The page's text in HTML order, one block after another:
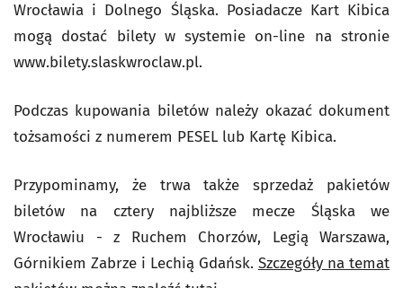
Wrocławia i Dolnego Śląska. Posiadacze Kart Kibica
mogą dostać bilety w systemie on-line na stronie
www.bilety.slaskwroclaw.pl.
Podczas kupowania biletów należy okazać dokument
tożsamości z numerem PESEL lub Kartę Kibica.
Przypominamy, że trwa także sprzedaż pakietów
biletów na cztery najbliższe mecze Śląska we
Wrocławiu - z Ruchem Chorzów, Legią Warszawa,
Górnikiem Zabrze i Lechią Gdańsk. Szczegóły na temat